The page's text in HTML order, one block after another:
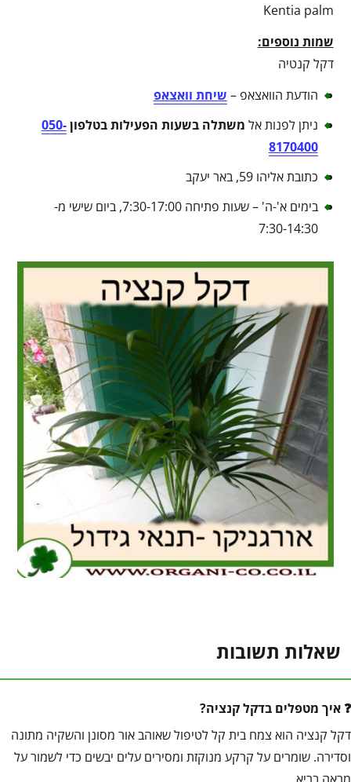
Kentia palm
שמות נוספים:
דקל קנטיה
הודעת הוואצאפ – שיחת וואצאפ
ניתן לפנות אל משתלה בשעות הפעילות בטלפון050-
8170400
כתובת אליהו 59, באר יעקב
בימים א'-ה' – שעות פתיחה 7:30-17:00, ביום שישי מ-
7:30-14:30
שאלות תשובות
איך מטפלים בדקל קנציה?
דקל קנציה הוא צמח בית קל לטיפול שאוהב אור מסונן והשקיה מתונה
וסדירה. שומרים על קרקע מנוקזת ומסירים עלים יבשים כדי לשמור על